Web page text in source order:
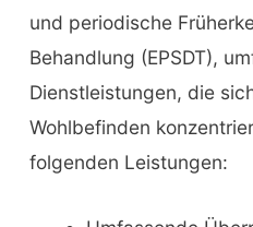
und periodische
Behandlung (EPSDT),
Dienstleistungen, die
Wohlbefinden
folgenden Leistungen: